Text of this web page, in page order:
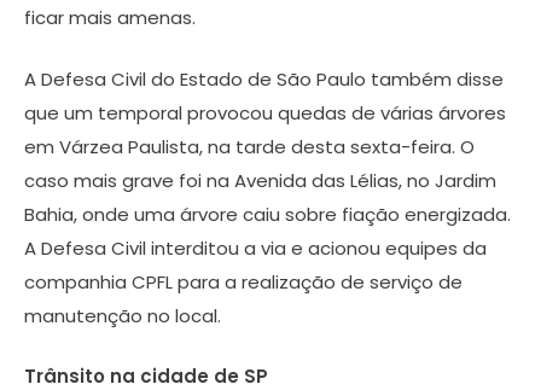
ficar mais amenas.
A Defesa Civil do Estado de São Paulo também disse
que um temporal provocou quedas de várias árvores
em Várzea Paulista, na tarde desta sexta-feira. O
caso mais grave foi na Avenida das Lélias, no Jardim
Bahia, onde uma árvore caiu sobre fiação energizada.
A Defesa Civil interditou a via e acionou equipes da
companhia CPFL para a realização de serviço de
manutenção no local.
Trânsito na cidade de SP